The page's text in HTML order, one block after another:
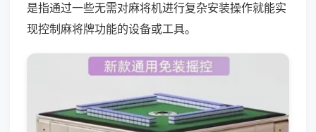
是指通过一些无需对麻将机进行复杂安装操作就能实
现控制麻将牌功能的设备或工具。